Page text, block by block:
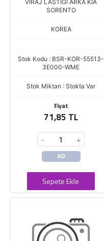
VİRAJ LASTİGİ ARKA KİA
SORENTO
KOREA
Stok Kodu : BSR-KOR-55513-
3E000-WME
Stok Miktarı : Stokta Var
Fiyat
71,85 TL
- +
AD
Sepete Ekle